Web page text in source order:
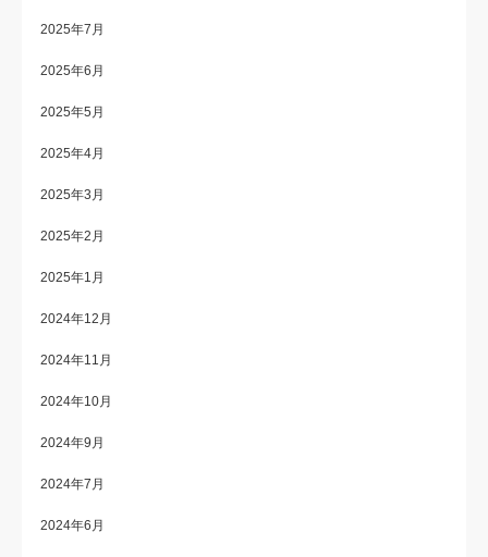
2025年7月
2025年6月
2025年5月
2025年4月
2025年3月
2025年2月
2025年1月
2024年12月
2024年11月
2024年10月
2024年9月
2024年7月
2024年6月